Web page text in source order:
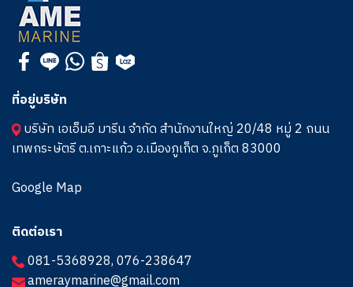
ที่อยู่บริษัท
บริษัท เอเอ็มอี มารีน จำกัด สำนักงานใหญ่ 20/48 หมู่ 2 ถนน
เทพกระษัตรี ต.เกาะแก้ว อ.เมืองภูเก็ต จ.ภูเก็ต 83000
Google Map
ติดต่อเรา
081-5368928,076-238647
ameraymarine@gmail.com